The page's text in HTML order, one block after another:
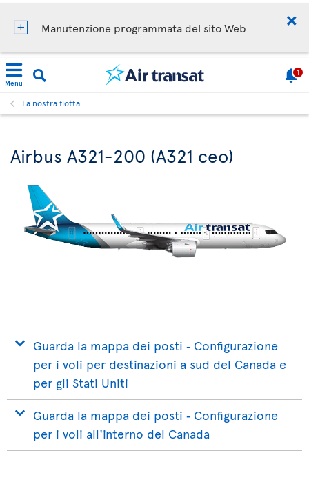
Manutenzione programmata del sito Web
Menu
1
La nostra flotta
Airbus A321-200 (A321 ceo)
Guarda la mappa dei posti ‐ Configurazione
per i voli per destinazioni a sud del Canada e
per gli Stati Uniti
Guarda la mappa dei posti ‐ Configurazione
per i voli all'interno del Canada